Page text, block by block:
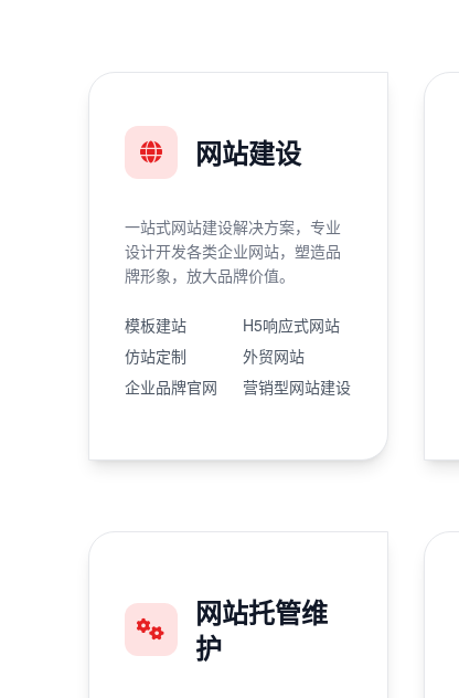
网站建设
一站式网站建设解决方案，专业
设计开发各类企业网站，塑造品
牌形象，放大品牌价值。
模板建站
H5响应式网站
仿站定制
外贸网站
企业品牌官网
营销型网站建设
网站托管维
护